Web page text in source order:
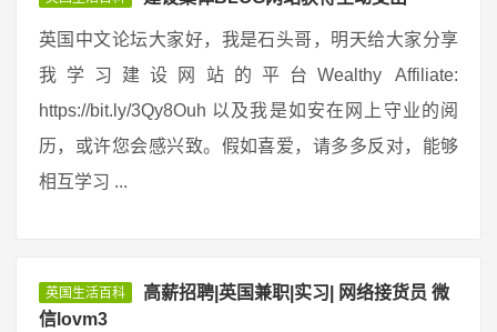
英国中文论坛大家好，我是石头哥，明天给大家分享
我学习建设网站的平台Wealthy Affiliate:
https://bit.ly/3Qy8Ouh 以及我是如安在网上守业的阅
历，或许您会感兴致。假如喜爱，请多多反对，能够
相互学习 ...
英国生活百科
高薪招聘|英国兼职|实习| 网络接货员 微
信lovm3